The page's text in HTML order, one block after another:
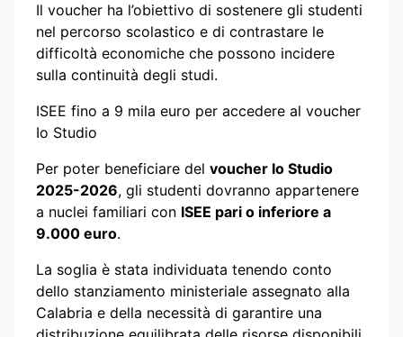
Il voucher ha l’obiettivo di sostenere gli studenti
nel percorso scolastico e di contrastare le
difficoltà economiche che possono incidere
sulla continuità degli studi.
ISEE fino a 9 mila euro per accedere al voucher
Io Studio
Per poter beneficiare del voucher Io Studio
2025-2026, gli studenti dovranno appartenere
a nuclei familiari con ISEE pari o inferiore a
9.000 euro.
La soglia è stata individuata tenendo conto
dello stanziamento ministeriale assegnato alla
Calabria e della necessità di garantire una